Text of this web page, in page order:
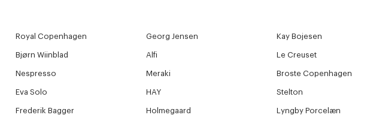
Royal Copenhagen Georg Jensen Kay Bojesen
Bjørn Wiinblad Alfi Le Creuset
Nespresso Meraki Broste Copenhagen
Eva Solo HAY Stelton
Frederik Bagger Holmegaard Lyngby Porcelæn